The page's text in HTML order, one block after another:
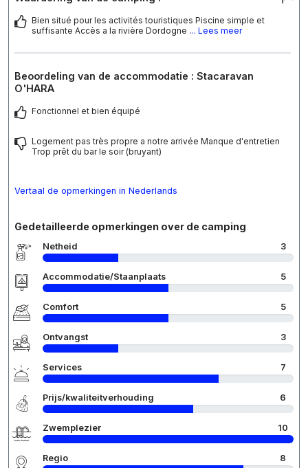
Bien situé pour les activités touristiques Piscine simple et
suffisante Accès a la rivière Dordogne ... Lees meer
Beoordeling van de accommodatie : Stacaravan
O'HARA
Fonctionnel et bien équipé
Logement pas très propre a notre arrivée Manque d'entretien
Trop prêt du bar le soir (bruyant)
Vertaal de opmerkingen in Nederlands
Gedetailleerde opmerkingen over de camping
Netheid 3
Accommodatie/Staanplaats 5
Comfort 5
Ontvangst 3
Services 7
Prijs/kwaliteitverhouding 6
Zwemplezier 10
Regio 8